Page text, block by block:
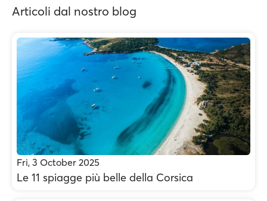
Articoli dal nostro blog
Fri, 3 October 2025
Le 11 spiagge più belle della Corsica